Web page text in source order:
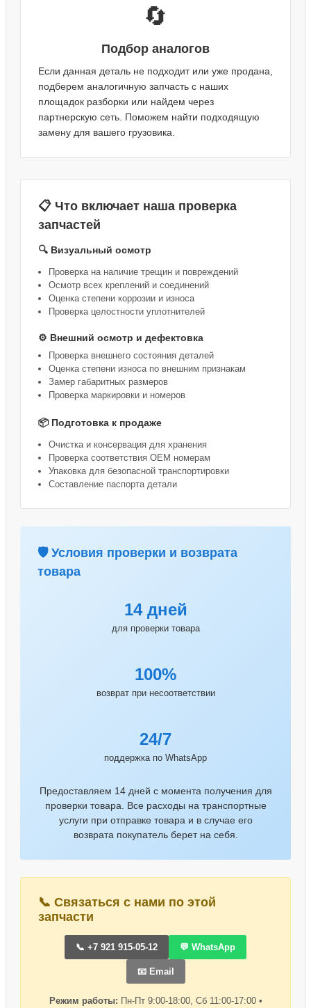
🔄
Подбор аналогов
Если данная деталь не подходит или уже продана,
подберем аналогичную запчасть с наших
площадок разборки или найдем через
партнерскую сеть. Поможем найти подходящую
замену для вашего грузовика.
📋 Что включает наша проверка
запчастей
🔍 Визуальный осмотр
Проверка на наличие трещин и повреждений
Осмотр всех креплений и соединений
Оценка степени коррозии и износа
Проверка целостности уплотнителей
⚙️ Внешний осмотр и дефектовка
Проверка внешнего состояния деталей
Оценка степени износа по внешним признакам
Замер габаритных размеров
Проверка маркировки и номеров
📦 Подготовка к продаже
Очистка и консервация для хранения
Проверка соответствия OEM номерам
Упаковка для безопасной транспортировки
Составление паспорта детали
🛡️ Условия проверки и возврата
товара
14 дней
для проверки товара
100%
возврат при несоответствии
24/7
поддержка по WhatsApp
Предоставляем 14 дней с момента получения для
проверки товара. Все расходы на транспортные
услуги при отправке товара и в случае его
возврата покупатель берет на себя.
📞 Связаться с нами по этой
запчасти
📞 +7 921 915-05-12 💬 WhatsApp
📧 Email
Режим работы: Пн-Пт 9:00-18:00, Сб 11:00-17:00 •